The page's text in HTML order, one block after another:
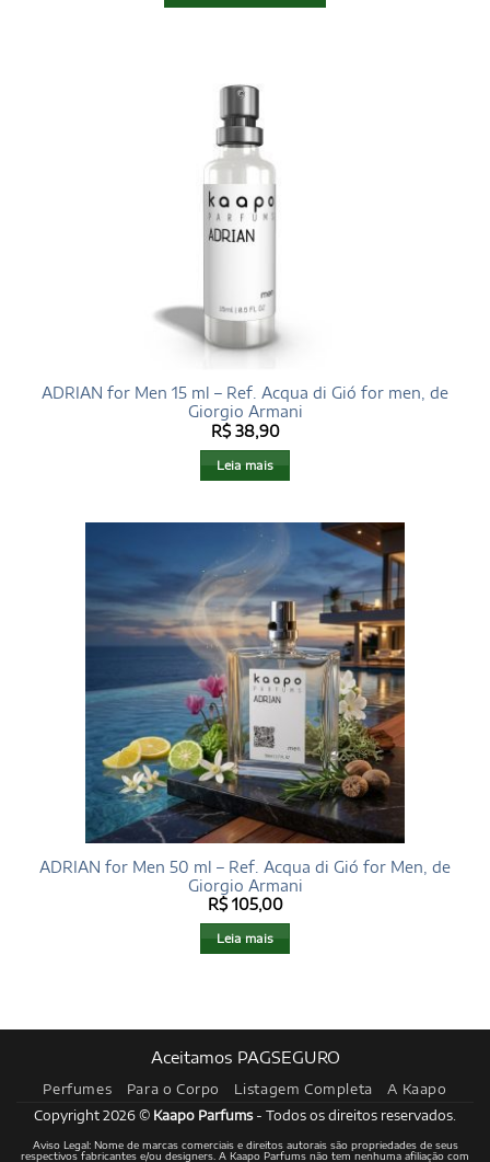
ADRIAN for Men 15 ml – Ref. Acqua di Gió for men, de
Giorgio Armani
R$38,90
Leia mais
ADRIAN for Men 50 ml – Ref. Acqua di Gió for Men, de
Giorgio Armani
R$105,00
Leia mais
Aceitamos PAGSEGURO
Perfumes Para o Corpo Listagem Completa A Kaapo
Copyright 2026 © Kaapo Parfums- Todos os direitos reservados.
Aviso Legal: Nome de marcas comerciais e direitos autorais são propriedades de seus
respectivos fabricantes e/ou designers. A Kaapo Parfums não tem nenhuma afiliação com